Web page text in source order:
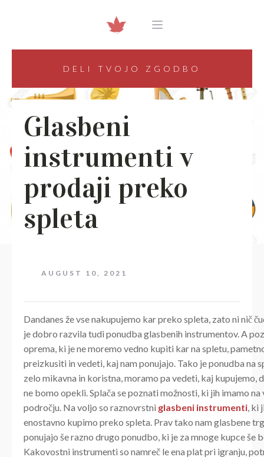
DELI TVOJO ZGODBO
Glasbeni
instrumenti v
prodaji preko
spleta
AUGUST 10, 2021
Dandanes že vse nakupujemo kar preko spleta, zato ni nič
je dobro razvila tudi ponudba glasbenih instrumentov. A
oprema, ki je ne moremo vedno kupiti kar na spletu,
preizkusiti in vedeti, kaj nam ponujajo. Tako je ponudba na
zelo mikavna in koristna, moramo pa vedeti, kaj kupujemo,
ne bomo opekli. Splača se poznati možnosti, ki jih imamo na
področju. Na voljo so raznovrstni glasbeni instrumenti, ki
enostavno kupimo preko spleta. Prav tako nam glasbene
ponujajo še razno drugo ponudbo, ki je za mnoge kupce še
Kakovostni instrumenti so namreč le ena plat pri igranju,